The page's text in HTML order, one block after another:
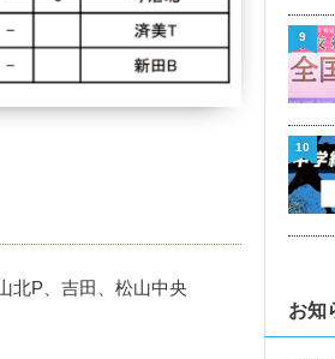
北P、吉田、松山中央
9
10
お知